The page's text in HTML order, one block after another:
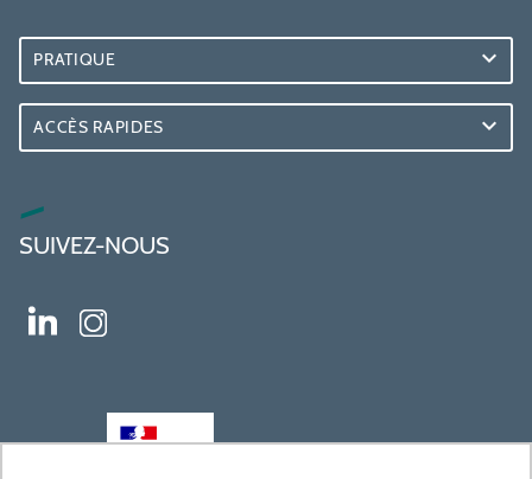
PRATIQUE
ACCÈS RAPIDES
SUIVEZ-NOUS